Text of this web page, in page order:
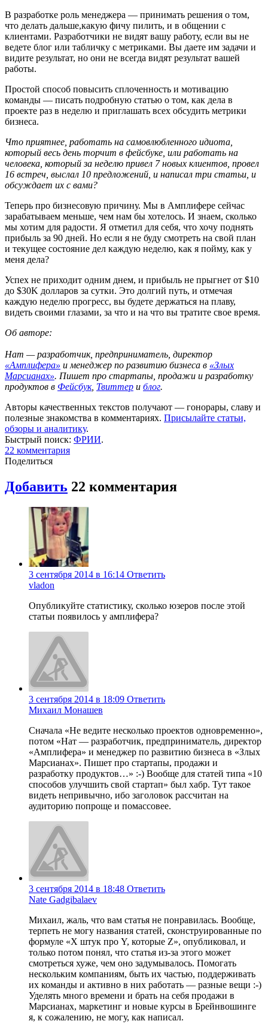
В разработке роль менеджера — принимать решения о том,
что делать дальше,какую фичу пилить, и в общении с
клиентами. Разработчики не видят вашу работу, если вы не
ведете блог или табличку с метриками. Вы даете им задачи и
видите результат, но они не всегда видят результат вашей
работы.
Простой способ повысить сплоченность и мотивацию
команды — писать подробную статью о том, как дела в
проекте раз в неделю и приглашать всех обсудить метрики
бизнеса.
Что приятнее, работать на самовлюбленного идиота,
который весь день торчит в фейсбуке, или работать на
человека, который за неделю привел 7 новых клиентов, провел
16 встреч, выслал 10 предложений, и написал три статьи, и
обсуждает их с вами?
Теперь про бизнесовую причину. Мы в Амплифере сейчас
зарабатываем меньше, чем нам бы хотелось. И знаем, сколько
мы хотим для радости. Я отметил для себя, что хочу поднять
прибыль за 90 дней. Но если я не буду смотреть на свой план
и текущее состояние дел каждую неделю, как я пойму, как у
меня дела?
Успех не приходит одним днем, и прибыль не прыгнет от $10
до $30K долларов за сутки. Это долгий путь, и отмечая
каждую неделю прогресс, вы будете держаться на плаву,
видеть своими глазами, за что и на что вы тратите свое время.
Об авторе:
Нат — разработчик, предприниматель, директор
«Амплифера» и менеджер по развитию бизнеса в «Злых
Марсианах». Пишет про стартапы, продажи и разработку
продуктов в Фейсбук, Твиттер и блог.
Авторы качественных текстов получают — гонорары, славу и
полезные знакомства в комментариях. Присылайте статьи,
обзоры и аналитику.
Быстрый поиск: ФРИИ.
22 комментария
Поделиться
Добавить 22 комментария
3 сентября 2014 в 16:14 Ответить
vladon
Опубликуйте статистику, сколько юзеров после этой
статьи появилось у амплифера?
3 сентября 2014 в 18:09 Ответить
Михаил Монашев
Сначала «Не ведите несколько проектов одновременно»,
потом «Нат — разработчик, предприниматель, директор
«Амплифера» и менеджер по развитию бизнеса в «Злых
Марсианах». Пишет про стартапы, продажи и
разработку продуктов…» :-) Вообще для статей типа «10
способов улучшить свой стартап» был хабр. Тут такое
видеть непривычно, ибо заголовок рассчитан на
аудиторию попроще и помассовее.
3 сентября 2014 в 18:48 Ответить
Nate Gadgibalaev
Михаил, жаль, что вам статья не понравилась. Вообще,
терпеть не могу названия статей, сконструированные по
формуле «X штук про Y, которые Z», опубликовал, и
только потом понял, что статья из-за этого может
смотреться хуже, чем оно задумывалось. Помогать
нескольким компаниям, быть их частью, поддерживать
их команды и активно в них работать — разные вещи :-)
Уделять много времени и брать на себя продажи в
Марсианах, маркетинг и новые курсы в Брейнвошинге
я, к сожалению, не могу, как написал.